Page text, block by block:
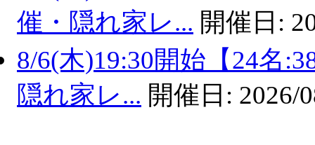
催・隠れ家レ... 開催日:
8/6(木)19:30開始【24名
隠れ家レ... 開催日: 2026/